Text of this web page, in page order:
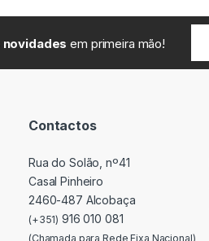
novidades em primeira mão!
Contactos
Rua do Solão, nº41
Casal Pinheiro
2460-487 Alcobaça
(+351) 916 010 081
(Chamada para Rede Fixa Nacional)